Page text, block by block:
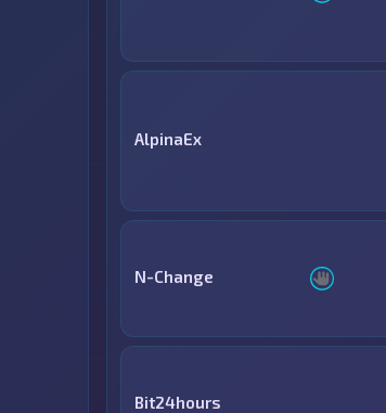
AlpinaEx
N-Change
Bit24hours